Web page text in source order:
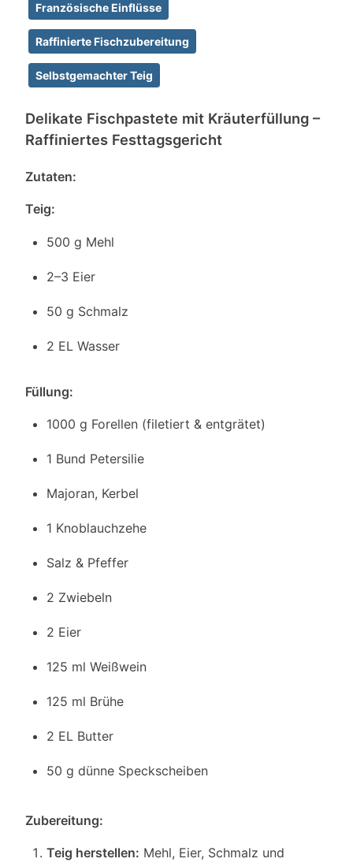
Französische Einflüsse
Raffinierte Fischzubereitung
Selbstgemachter Teig
Delikate Fischpastete mit Kräuterfüllung –
Raffiniertes Festtagsgericht
Zutaten:
Teig:
500 g Mehl
2–3 Eier
50 g Schmalz
2 EL Wasser
Füllung:
1000 g Forellen (filetiert & entgrätet)
1 Bund Petersilie
Majoran, Kerbel
1 Knoblauchzehe
Salz & Pfeffer
2 Zwiebeln
2 Eier
125 ml Weißwein
125 ml Brühe
2 EL Butter
50 g dünne Speckscheiben
Zubereitung:
Teig herstellen: Mehl, Eier, Schmalz und